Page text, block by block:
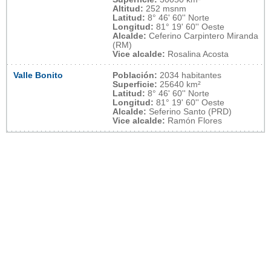
Altitud: 252 msnm
Latitud: 8° 46' 60'' Norte
Longitud: 81° 19' 60'' Oeste
Alcalde: Ceferino Carpintero Miranda
(RM)
Vice alcalde: Rosalina Acosta
Valle Bonito Población: 2034 habitantes
Superficie: 25640 km²
Latitud: 8° 46' 60'' Norte
Longitud: 81° 19' 60'' Oeste
Alcalde: Seferino Santo (PRD)
Vice alcalde: Ramón Flores